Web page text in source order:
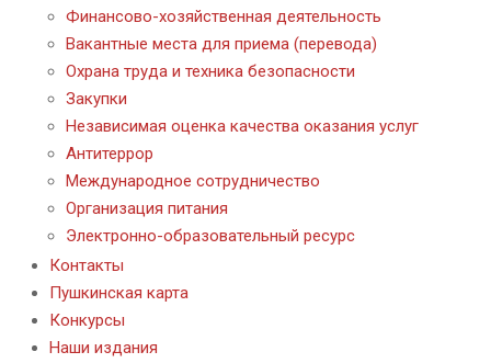
Финансово-хозяйственная деятельность
Вакантные места для приема (перевода)
Охрана труда и техника безопасности
Закупки
Независимая оценка качества оказания услуг
Антитеррор
Международное сотрудничество
Организация питания
Электронно-образовательный ресурс
Контакты
Пушкинская карта
Конкурсы
Наши издания